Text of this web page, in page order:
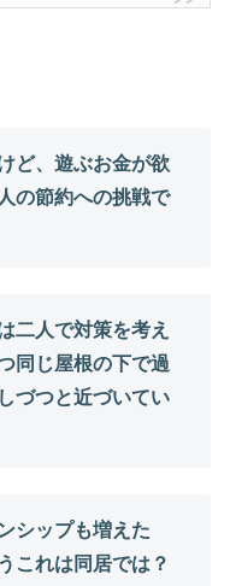
ど、遊ぶお金が欲
の節約への挑戦で
二人で対策を考え
同じ屋根の下で過
づつと近づいてい
シップも増えた
これは同居では？